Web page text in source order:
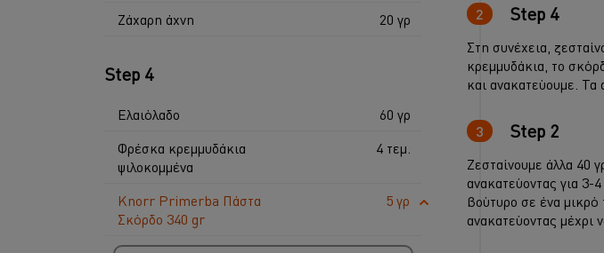
Ζάχαρη άχνη
20 γρ
Step 4
Ελαιόλαδο
60 γρ
Φρέσκα κρεμμυδάκια
ψιλοκομμένα
4 τεμ.
Knorr Primerba Πάστα
Σκόρδο 340 gr
5 γρ
Step 4
Στη συνέχεια,
κρεμμυδάκια, το
και ανακατεύουμε.
Step 2
Ζεσταίνουμε άλλα 40
ανακατεύοντας για 3-
βούτυρο σε ένα μικρό
ανακατεύοντας μέχρι